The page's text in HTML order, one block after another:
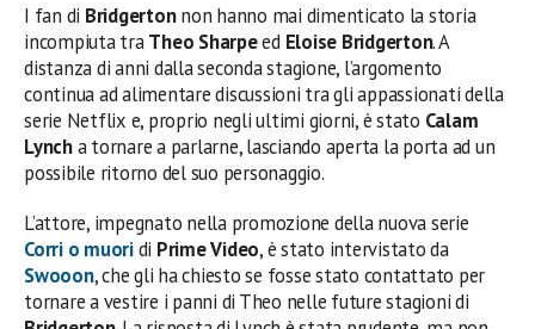
I fan di Bridgertonnon hanno mai dimenticato la storia
incompiuta traTheo Sharpeed Eloise Bridgerton. A
distanza di anni dalla seconda stagione, l’argomento
continua ad alimentare discussioni tra gli appassionati della
serie Netflix e, proprio negli ultimi giorni, è stato Calam
Lyncha tornare a parlarne, lasciando aperta la porta ad un
possibile ritorno del suo personaggio.
L’attore, impegnato nella promozione della nuova serie
Corri o muoridi Prime Video, è stato intervistato da
Swooon, che gli ha chiesto se fosse stato contattato per
tornare a vestire i panni di Theo nelle future stagioni di